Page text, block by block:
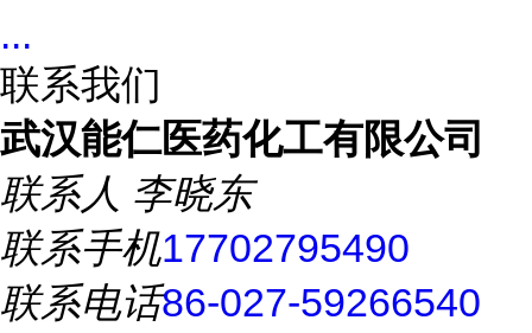
...
联系我们
武汉能仁医药化工有限公司
联系人 李晓东
联系手机17702795490
联系电话86-027-59266540